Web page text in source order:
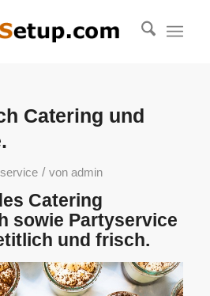
Catering und
/ von admin
Catering
sowie Partyservice
und frisch.